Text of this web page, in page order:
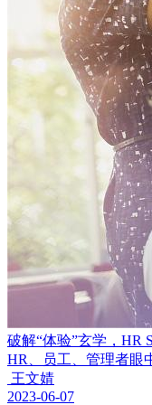
破解“体验”玄学，HR
HR、员工、管理者眼
王文婧
2023-06-07